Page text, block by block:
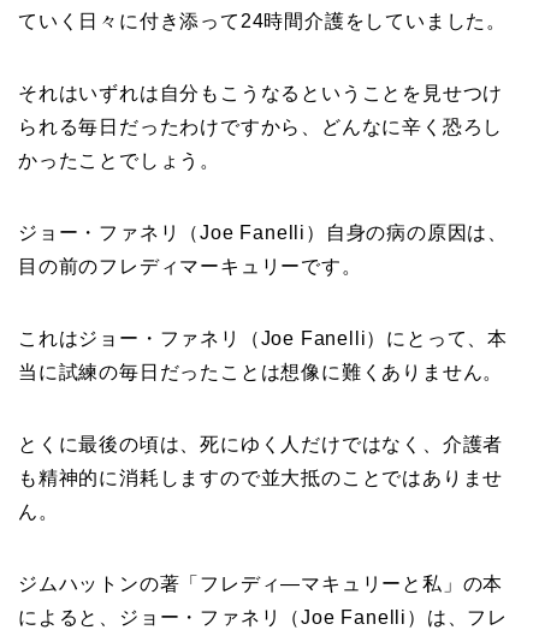
ていく日々に付き添って24時間介護をしていました。
それはいずれは自分もこうなるということを見せつけ
られる毎日だったわけですから、どんなに辛く恐ろし
かったことでしょう。
ジョー・ファネリ（Joe Fanelli）自身の病の原因は、
目の前のフレディマーキュリーです。
これはジョー・ファネリ（Joe Fanelli）にとって、本
当に試練の毎日だったことは想像に難くありません。
とくに最後の頃は、死にゆく人だけではなく、介護者
も精神的に消耗しますので並大抵のことではありませ
ん。
ジムハットンの著「フレディ―マキュリーと私」の本
によると、ジョー・ファネリ（Joe Fanelli）は、フレ